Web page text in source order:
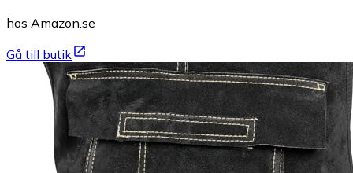
hos Amazon.se
Gå till butik